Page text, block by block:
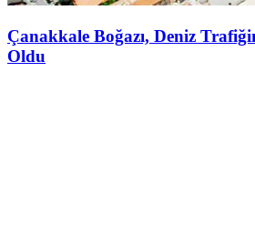
Çanakkale Boğazı, Deniz
Oldu